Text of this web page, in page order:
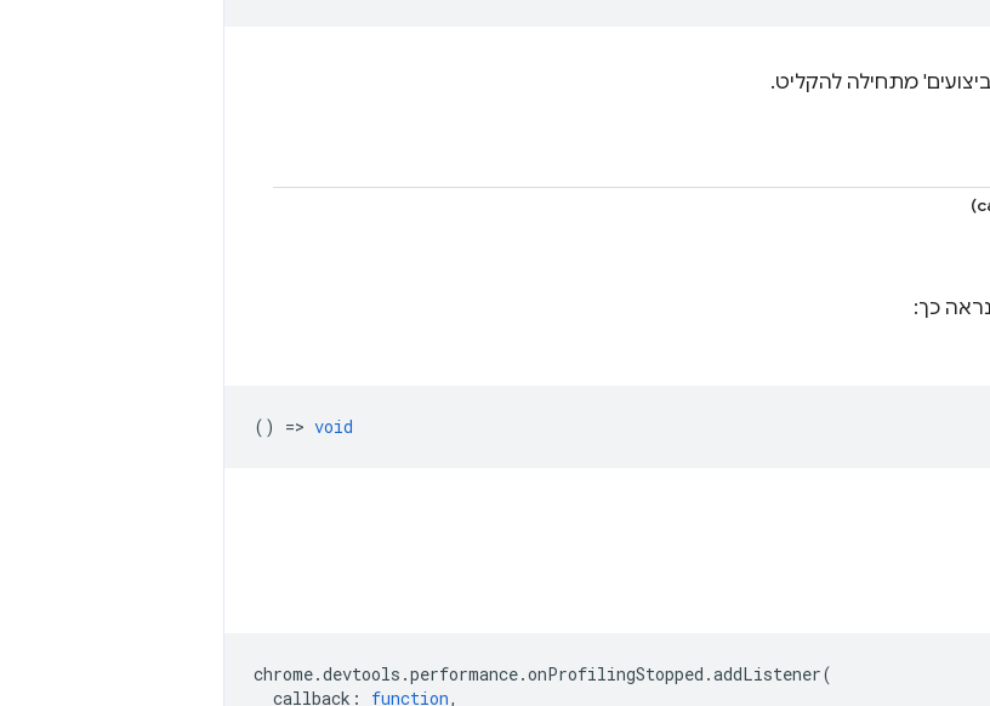
מתחילה להקליט.
נראה כך:
() => void
chrome.devtools .performance.onProfilingStopped .addListener(
callback : function,